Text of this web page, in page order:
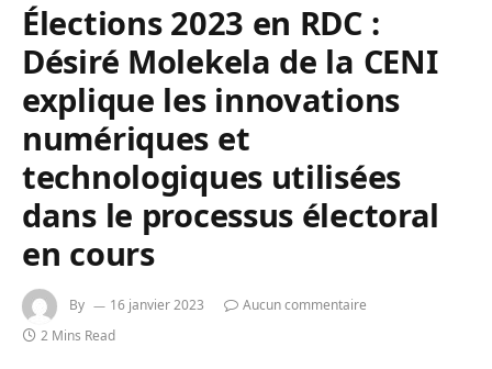
Élections 2023 en RDC :
Désiré Molekela de la CENI
explique les innovations
numériques et
technologiques utilisées
dans le processus électoral
en cours
By 16 janvier 2023
Aucun commentaire
2 Mins Read